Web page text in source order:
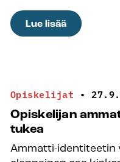
Lue lisää:
toivat
palkinnon
Opiskelijat •
Opiskelijan
tukea
Ammatti-identiteetin